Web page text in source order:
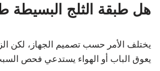
هل طبقة الثلج البسيطة
يختلف الأمر حسب تصميم الجهاز، لكن
يعوق الباب أو الهواء يستدعي فحص